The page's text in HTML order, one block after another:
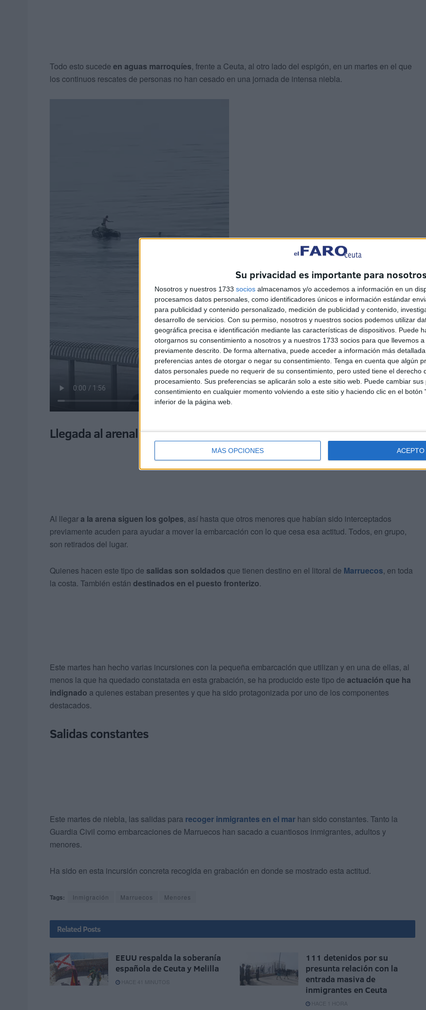
Su privacidad es importante para
Nosotros y nuestros 1733 socios almacenamos y/o accedemos a información en un
procesamos datos personales, como identificadores únicos e información estándar
para publicidad y contenido personalizado, medición de publicidad y contenido,
desarrollo de servicios. Con su permiso, nosotros y nuestros socios podemos utilizar
geográfica precisa e identificación mediante las características de dispositivos. Puede
otorgarnos su consentimiento a nosotros y a nuestros 1733 socios para que llevemos
previamente descrito. De forma alternativa, puede acceder a información más
preferencias antes de otorgar o negar su consentimiento. Tenga en cuenta que algún
datos personales puede no requerir de su consentimiento, pero usted tiene el derecho
procesamiento. Sus preferencias se aplicarán solo a este sitio web. Puede cambiar
consentimiento en cualquier momento volviendo a este sitio y haciendo clic en el botón
inferior de la página web.
MÁS OPCIONES ACEPTO
Todo esto sucede en aguas marroquíes, frente a Ceuta, al otro lado del espigón, en un martes en el que
los continuos rescates de personas no han cesado en una jornada de intensa niebla.
Llegada al arenal
Al llegara la arena siguen los golpes, así hasta que otros menores que habían sido interceptados
previamente acuden para ayudar a mover la embarcación con lo que cesa esa actitud. Todos, en grupo,
son retirados del lugar.
Quienes hacen este tipo de salidas son soldados que tienen destino en el litoral de Marruecos, en toda
la costa. También están destinados en el puesto fronterizo.
Este martes han hecho varias incursiones con la pequeña embarcación que utilizan y en una de ellas, al
menos la que ha quedado constatada en esta grabación, se ha producido este tipo de actuación que ha
indignado a quienes estaban presentes y que ha sido protagonizada por uno de los componentes
destacados.
Salidas constantes
Este martes de niebla, las salidas para recoger inmigrantes en el mar han sido constantes. Tanto la
Guardia Civil como embarcaciones de Marruecos han sacado a cuantiosos inmigrantes, adultos y
menores.
Ha sido en esta incursión concreta recogida en grabación en donde se mostrado esta actitud.
Tags: Inmigración Marruecos Menores
Related Posts
EEUU respalda la soberanía
española de Ceuta y Melilla
HACE 41 MINUTOS
111 detenidos por su
presunta relación con la
entrada masiva de
inmigrantes en Ceuta
HACE 1 HORA